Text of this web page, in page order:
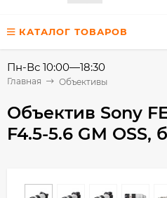
КАТАЛОГ ТОВАРОВ
Пн-Вс 10:00—18:30
Главная Объективы
Объектив Sony
F4.5-5.6 GM OSS,